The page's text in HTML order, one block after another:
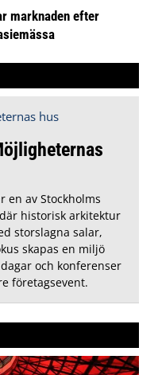
marknaden efter
en av Stockholms
historisk arkitektur
storslagna salar,
skapas en miljö
och konferenser
företagsevent.